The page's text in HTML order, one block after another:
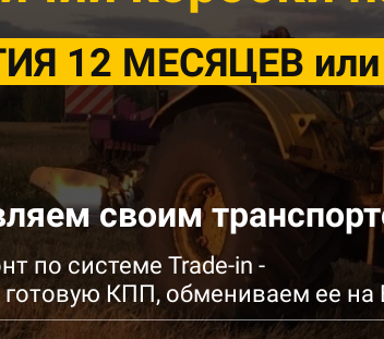
12 МЕСЯЦЕВ
своим
по системе Trade-in -
КПП, обмениваем ее на